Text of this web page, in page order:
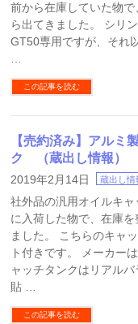
前から在庫していた物
ら出てきました。 シリ
GT50専用ですが、それ
この記事を読む
【売約済み】アルミ
ク （蔵出し情報）
2019年2月14日 蔵出し情
社外品の汎用オイルキ
に入荷した物で、在庫
ました。 こちらのキャ
ト付きです。 メーカー
ャッチタンクはリアル
貼 …
この記事を読む